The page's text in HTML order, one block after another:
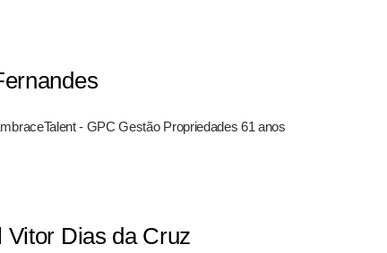
- GPC Gestão Propriedades 61 anos
Vitor Dias da Cruz